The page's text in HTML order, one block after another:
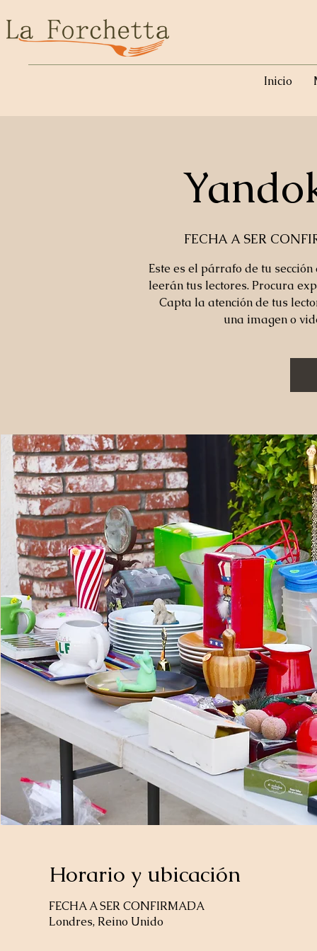
Inicio
FECHA A SER
Este es el párrafo de tu
leerán tus lectores. Procura
Capta la atención de tus
una imagen o
Horario y ubicación
FECHA A SER CONFIRMADA
Londres, Reino Unido